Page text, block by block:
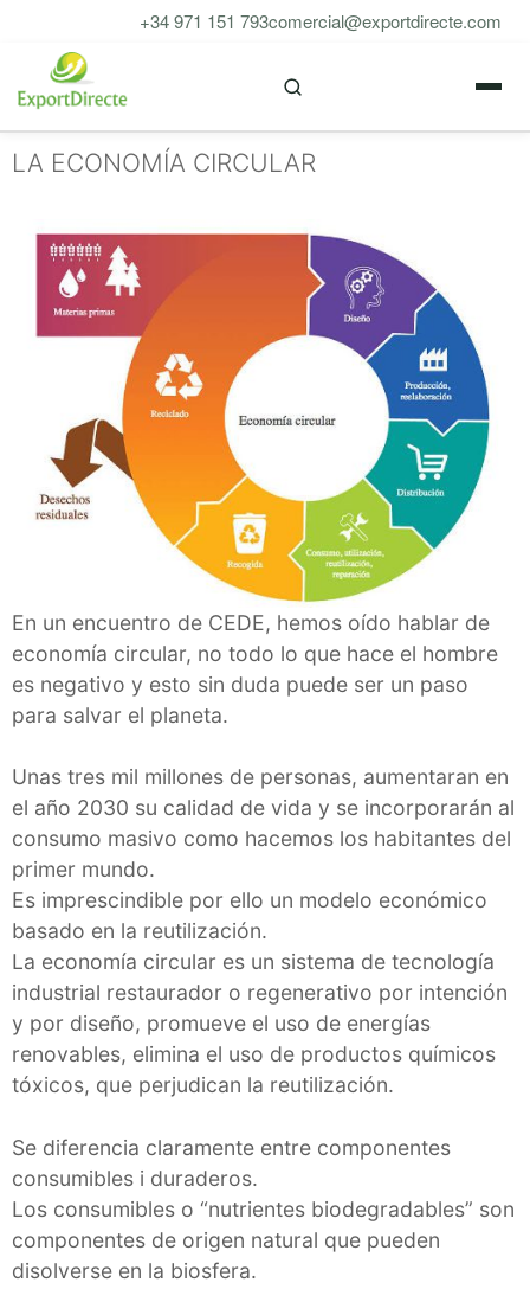
contenido
+34 971 151 793comercial@exportdirecte.com
LA ECONOMÍA CIRCULAR
En un encuentro de CEDE, hemos oído hablar de
economía circular, no todo lo que hace el hombre
es negativo y esto sin duda puede ser un paso
para salvar el planeta.
Unas tres mil millones de personas, aumentaran en
el año 2030 su calidad de vida y se incorporarán al
consumo masivo como hacemos los habitantes del
primer mundo.
Es imprescindible por ello un modelo económico
basado en la reutilización.
La economía circular es un sistema de tecnología
industrial restaurador o regenerativo por intención
y por diseño, promueve el uso de energías
renovables, elimina el uso de productos químicos
tóxicos, que perjudican la reutilización.
Se diferencia claramente entre componentes
consumibles i duraderos.
Los consumibles o “nutrientes biodegradables” son
componentes de origen natural que pueden
disolverse en la biosfera.